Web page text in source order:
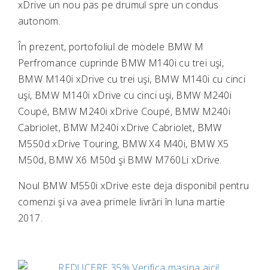
xDrive un nou pas pe drumul spre un condus
autonom.
În prezent, portofoliul de modele BMW M
Perfromance cuprinde BMW M140i cu trei uşi,
BMW M140i xDrive cu trei uşi, BMW M140i cu cinci
uşi, BMW M140i xDrive cu cinci uşi, BMW M240i
Coupé, BMW M240i xDrive Coupé, BMW M240i
Cabriolet, BMW M240i xDrive Cabriolet, BMW
M550d xDrive Touring, BMW X4 M40i, BMW X5
M50d, BMW X6 M50d şi BMW M760Li xDrive.
Noul BMW M550i xDrive este deja disponibil pentru
comenzi şi va avea primele livrări în luna martie
2017.